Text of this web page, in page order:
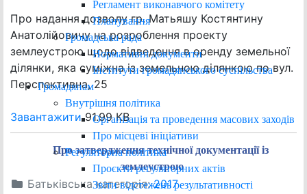
Регламент виконавчого комітету
Планування
Громадська рада
Нормативні документи
Інститути громадянського суспільства
Громадянам
Внутрішня політика
Організація та проведення масових заходів
Про місцеві ініціативи
Регуляторна політика
Проєкти регуляторних актів
Звіти відстежень результативності
Про надання дозволу гр. Матьяшу Костянтину
Анатолійовичу на розроблення проекту
землеустрою щодо відведення в оренду земельної
ділянки, яка суміжна із земельною ділянкою по вул.
Перспективна, 25
Завантажити91.99 KB
Про затвердження технічної документації із
землеустрою
Батьківська категорія:2017